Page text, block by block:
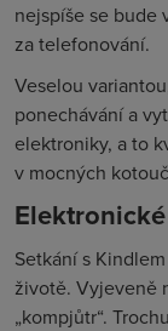
nejspíše se bude
za telefonování.
Veselou
ponechávání a
elektroniky, a to
v mocných
Setkání s
životě. Vyjeveně
„kompjůtr“.